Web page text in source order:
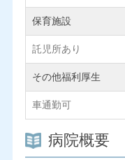
保育施設
託児所あり
その他福利厚生
車通勤可
病院概要